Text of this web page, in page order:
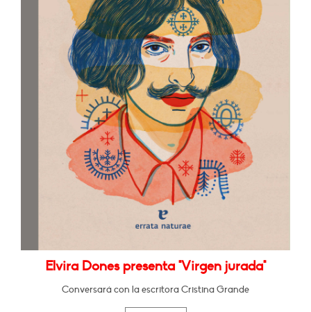
Elvira Dones presenta "Virgen jurada"
Conversará con la escritora Cristina Grande